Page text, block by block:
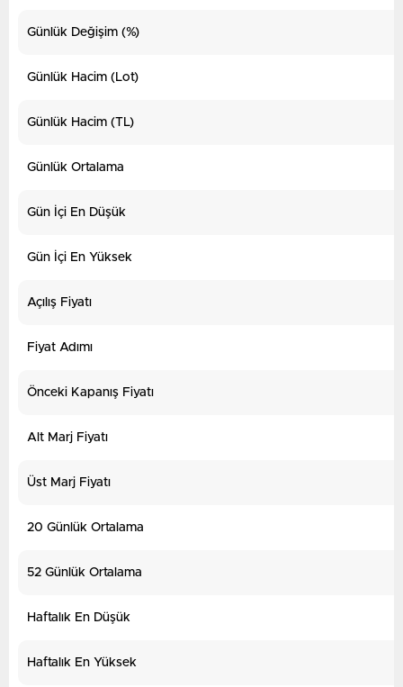
Günlük Değişim (%)
Günlük Hacim (Lot)
Günlük Hacim (TL)
Günlük Ortalama
Gün İçi En Düşük
Gün İçi En Yüksek
Açılış Fiyatı
Fiyat Adımı
Önceki Kapanış Fiyatı
Alt Marj Fiyatı
Üst Marj Fiyatı
20 Günlük Ortalama
52 Günlük Ortalama
Haftalık En Düşük
Haftalık En Yüksek